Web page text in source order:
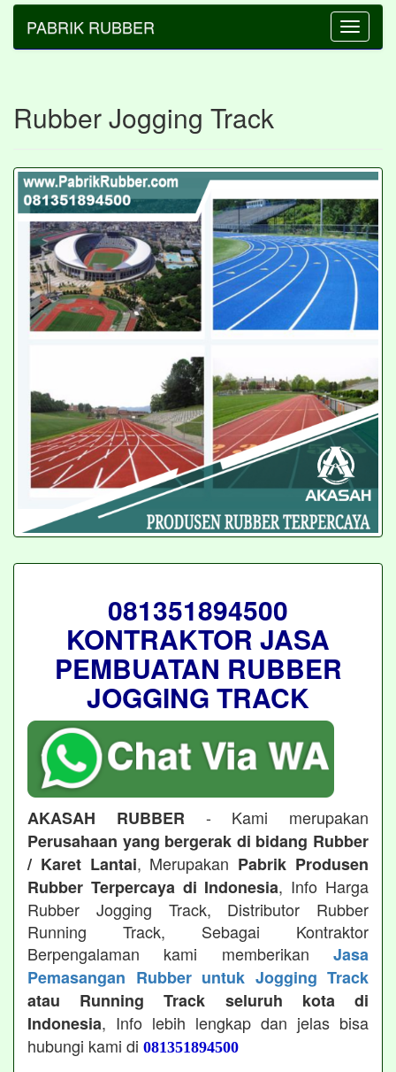
Toggle
PABRIK RUBBER
Rubber Jogging Track
081351894500
KONTRAKTOR JASA
PEMBUATAN RUBBER
JOGGING TRACK
AKASAH RUBBER - Kami merupakan
Perusahaan yang bergerak di bidang Rubber
/ Karet Lantai, Merupakan Pabrik Produsen
Rubber Terpercaya di Indonesia, Info Harga
Rubber Jogging Track, Distributor Rubber
Running Track, Sebagai Kontraktor
Berpengalaman kami memberikan Jasa
Pemasangan Rubber untuk Jogging Track
atau Running Track seluruh kota di
Indonesia, Info lebih lengkap dan jelas bisa
hubungi kami di 081351894500